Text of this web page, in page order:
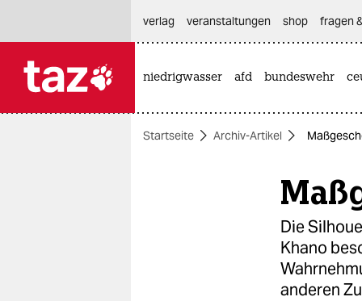
themen
verlag
veranstaltungen shop fragen
niedrigwasser afd bundeswehr
Startseite Archiv-Artikel
Die
Khano
anderen